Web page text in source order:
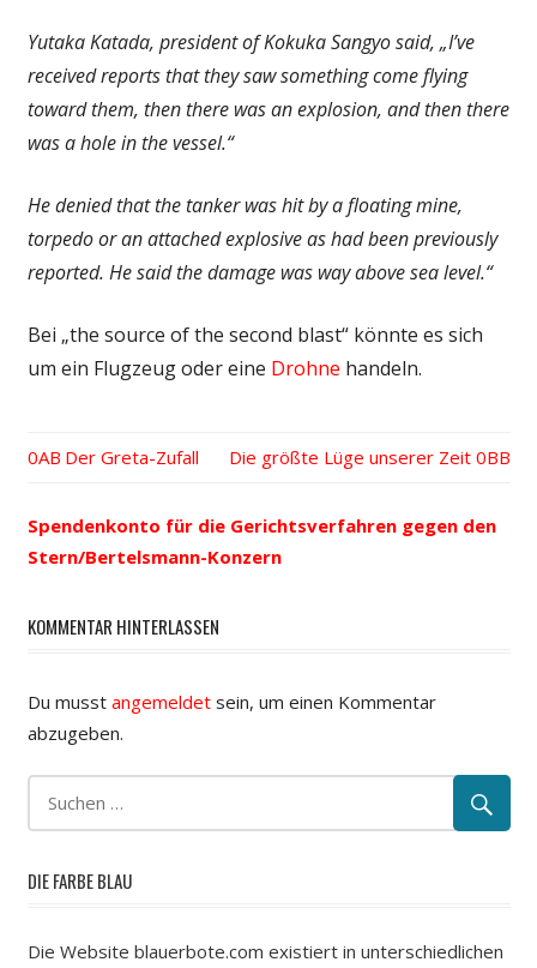
Yutaka Katada, president of Kokuka Sangyo said, „I’ve
received reports that they saw something come flying
toward them, then there was an explosion, and then there
was a hole in the vessel.“
He denied that the tanker was hit by a floating mine,
torpedo or an attached explosive as had been previously
reported. He said the damage was way above sea level.“
Bei „the source of the second blast“ könnte es sich
um ein Flugzeug oder eine Drohne handeln.
Navigation
Vorheriger
Der Greta-Zufall
Nächster
Die größte Lüge unserer Zeit
Spendenkonto für die Gerichtsverfahren gegen den
Stern/Bertelsmann-Konzern
KOMMENTAR HINTERLASSEN
Du musst angemeldetsein, um einen Kommentar
abzugeben.
DIE FARBE BLAU
Die Website blauerbote.com existiert in unterschiedlichen